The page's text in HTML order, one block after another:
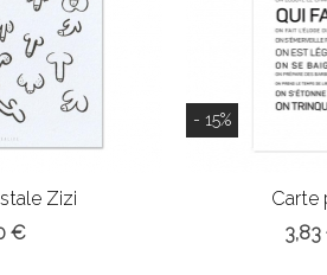
Zizi
€
- 15%
Carte